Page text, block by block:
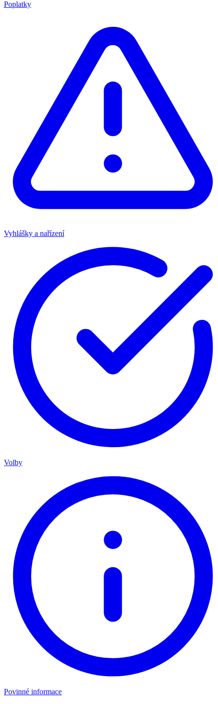
Poplatky
Vyhlášky a nařízení
Volby
Povinné informace